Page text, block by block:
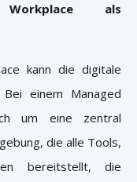
als
kann die digitale
einem Managed
um eine zentral
die alle Tools,
bereitstellt, die